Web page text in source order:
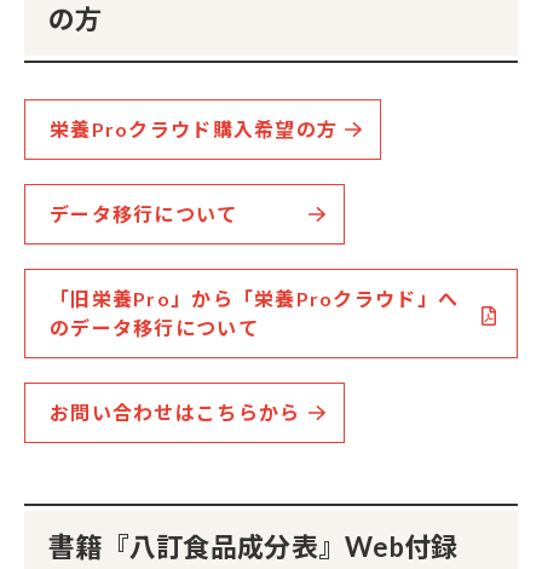
の方
栄養Proクラウド購入希望の方
データ移行について
「旧栄養Pro」から「栄養Proクラウド」へ
のデータ移行について
お問い合わせはこちらから
書籍『八訂食品成分表』Web付録